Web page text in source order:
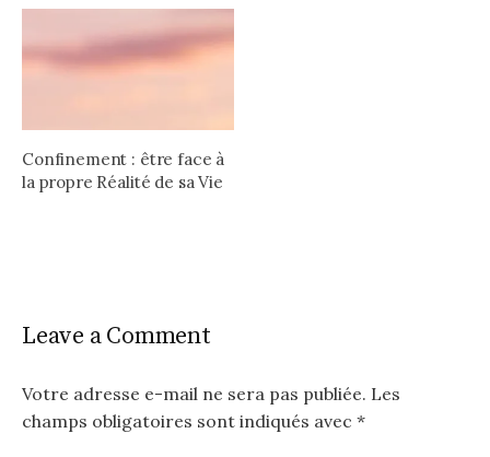
Confinement : être face à
la propre Réalité de sa Vie
Leave a Comment
Votre adresse e-mail ne sera pas publiée. Les
champs obligatoires sont indiqués avec *